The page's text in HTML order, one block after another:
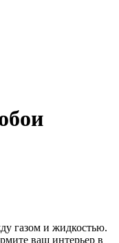
газом и жидкостью.
ваш интерьер в